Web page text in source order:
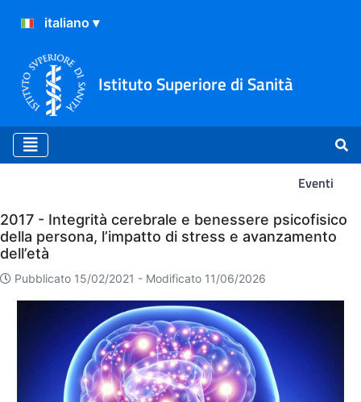
Istituto Superiore di Sanità
Eventi
Eventi
2017 - Integrità cerebrale e benessere psicofisico
della persona, l’impatto di stress e avanzamento
dell’età
Pubblicato 15/02/2021 - Modificato 11/06/2026